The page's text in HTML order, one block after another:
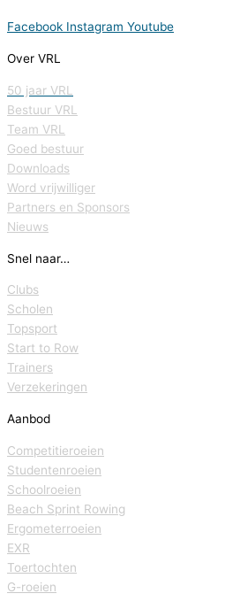
Facebook Instagram Youtube
Over VRL
50 jaar VRL
Bestuur VRL
Team VRL
Goed bestuur
Downloads
Word vrijwilliger
Partners en Sponsors
Nieuws
Snel naar…
Clubs
Scholen
Topsport
Start to Row
Trainers
Verzekeringen
Aanbod
Competitieroeien
Studentenroeien
Schoolroeien
Beach Sprint Rowing
Ergometerroeien
EXR
Toertochten
G-roeien